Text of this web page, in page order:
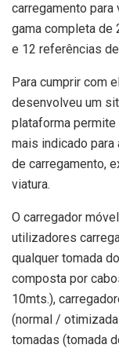
carregamento
gama completa de
e 12 referências
Para cumprir com
desenvolveu um
plataforma
mais indicado para
de carregamento,
viatura.
O carregador
utilizadores
qualquer tomada
composta por
10mts.),
(normal /
tomadas (tomada